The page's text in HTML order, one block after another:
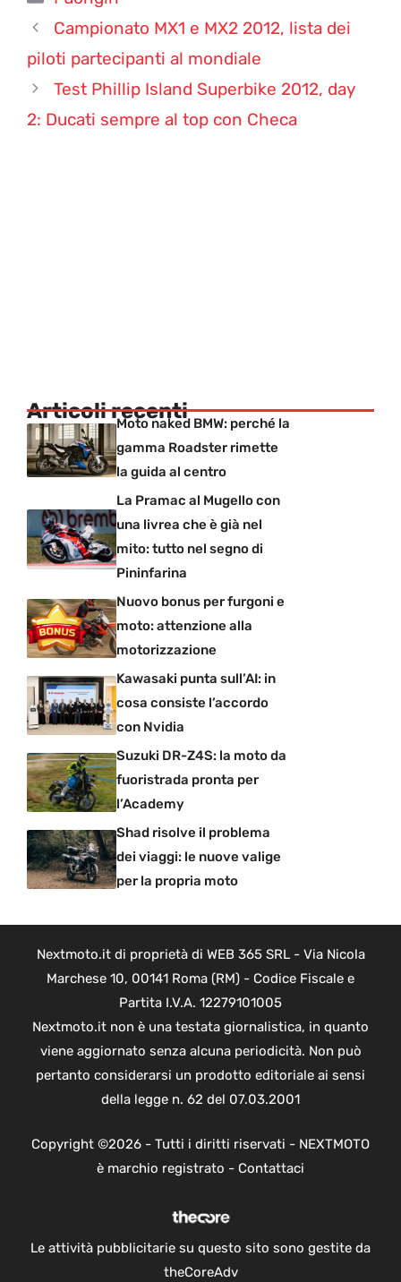
Campionato MX1 e MX2 2012, lista dei
piloti partecipanti al mondiale
Test Phillip Island Superbike 2012, day
2: Ducati sempre al top con Checa
Articoli recentiMoto naked BMW: perché la
gamma Roadster rimette
la guida al centro
La Pramac al Mugello con
una livrea che è già nel
mito: tutto nel segno di
Pininfarina
Nuovo bonus per furgoni e
moto: attenzione alla
motorizzazione
Kawasaki punta sull’AI: in
cosa consiste l’accordo
con Nvidia
Suzuki DR-Z4S: la moto da
fuoristrada pronta per
l’Academy
Shad risolve il problema
dei viaggi: le nuove valige
per la propria moto
Nextmoto.it di proprietà di WEB 365 SRL - Via Nicola
Marchese 10, 00141 Roma (RM) - Codice Fiscale e
Partita I.V.A. 12279101005
Nextmoto.it non è una testata giornalistica, in quanto
viene aggiornato senza alcuna periodicità. Non può
pertanto considerarsi un prodotto editoriale ai sensi
della legge n. 62 del 07.03.2001
Copyright ©2026 - Tutti i diritti riservati - NEXTMOTO
è marchio registrato - Contattaci
Le attività pubblicitarie su questo sito sono gestite da
theCoreAdv